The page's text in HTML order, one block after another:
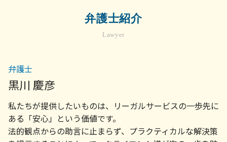
遺産分割協議 やり直し
アパート 賃貸契約
マンション トラブル 裁判
不動産 退去トラブル
マンション 売買契約書
債権 消滅時効
法務 顧問
法律事務所 顧問
債権回収の方法
顧問弁護士 社員の相談
売掛金 払っ てくれ ない
相続問題 弁護士 相談 世田谷区
相続問題 弁護士 相談 川崎市
企業法務 弁護士 相談 横浜市
債権回収 弁護士 相談 世田谷区
労務 菊名
債権回収 菊名
弁護士紹介
Lawyer
弁護士
黒川 慶彦
私たちが提供したいものは、リーガルサービスの一歩先に
ある「安心」という価値です。
法的観点からの助言に止まらず、プラクティカルな解決策